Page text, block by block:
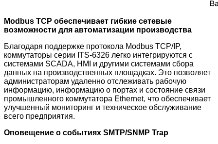
Modbus TCP обеспечивает гибкие сетевые
возможности для автоматизации производства
Благодаря поддержке протокола Modbus TCP/IP,
коммутаторы серии ITS-6326 легко интегрируются с
системами SCADA, HMI и другими системами сбора
данных на производственных площадках. Это позволяет
администраторам удаленно отслеживать рабочую
информацию, информацию о портах и ​​состояние связи
промышленного коммутатора Ethernet, что обеспечивает
улучшенный мониторинг и техническое обслуживание
всего предприятия.
Оповещение о событиях SMTP/SNMP Trap